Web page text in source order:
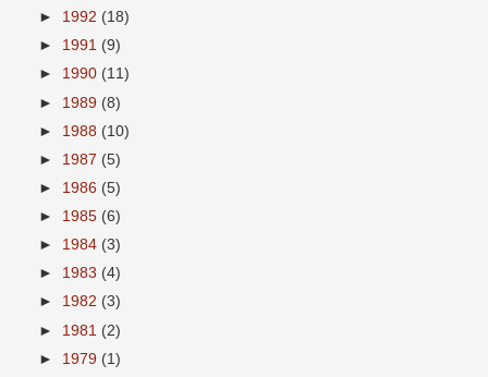
► 1992 (18)
► 1991 (9)
► 1990 (11)
► 1989 (8)
► 1988 (10)
► 1987 (5)
► 1986 (5)
► 1985 (6)
► 1984 (3)
► 1983 (4)
► 1982 (3)
► 1981 (2)
► 1979 (1)